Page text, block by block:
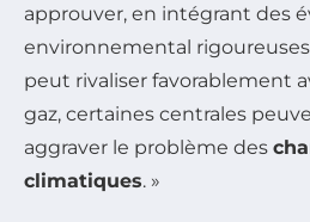
approuver, en intégrant des
environnemental
peut rivaliser favorablement
gaz, certaines centrales
aggraver le problème des
climatiques. »